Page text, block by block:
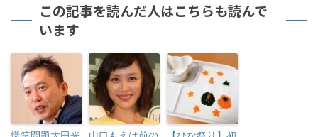
この記事を読んだ人はこちらも読んで
います